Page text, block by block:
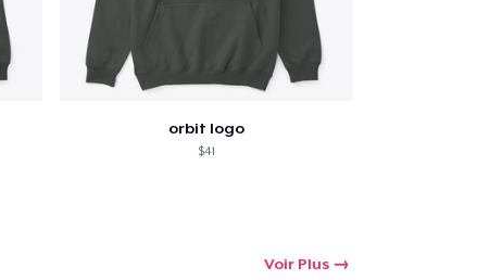
orbit logo
$41
Voir Plus